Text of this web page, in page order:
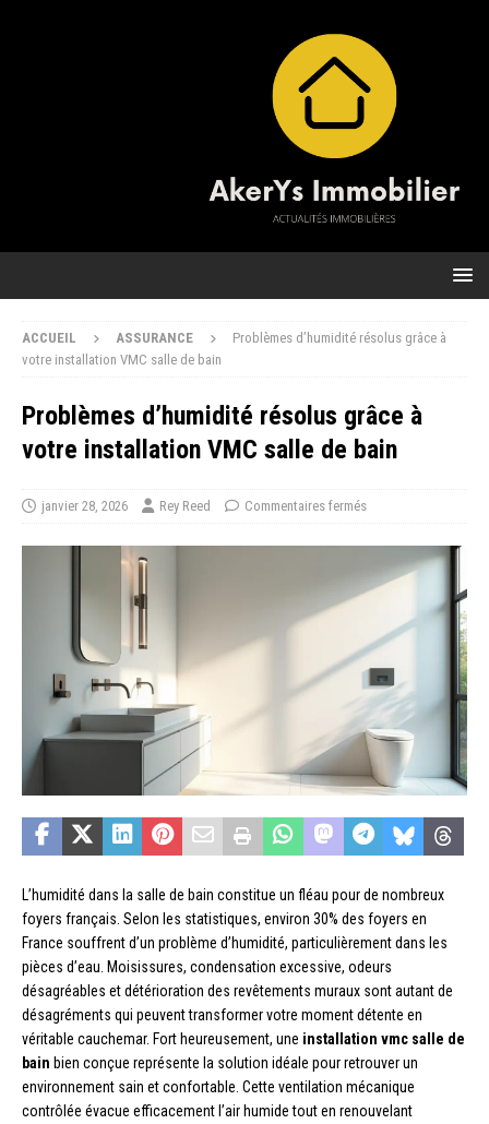
ACCUEIL ASSURANCE
Problèmes d’humidité résolus grâce à
votre installation VMC salle de bain
Problèmes d’humidité résolus grâce à
votre installation VMC salle de bain
janvier 28, 2026 Rey Reed Commentaires fermés
L’humidité dans la salle de bain constitue un fléau pour de nombreux
foyers français. Selon les statistiques, environ 30% des foyers en
France souffrent d’un problème d’humidité, particulièrement dans les
pièces d’eau. Moisissures, condensation excessive, odeurs
désagréables et détérioration des revêtements muraux sont autant de
désagréments qui peuvent transformer votre moment détente en
véritable cauchemar. Fort heureusement, une installation vmc salle de
bain bien conçue représente la solution idéale pour retrouver un
environnement sain et confortable. Cette ventilation mécanique
contrôlée évacue efficacement l’air humide tout en renouvelant